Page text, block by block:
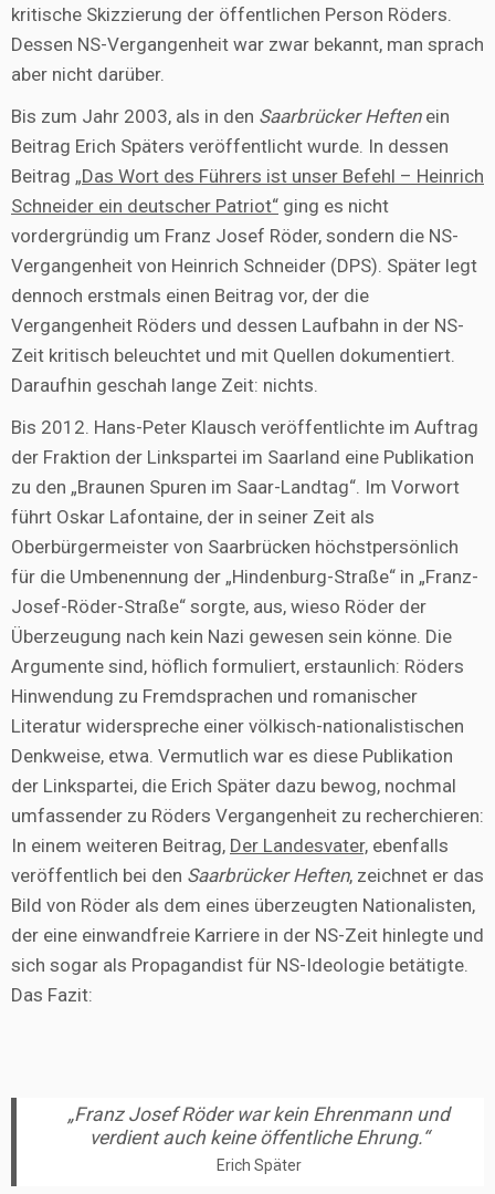
kritische Skizzierung der öffentlichen Person Röders.
Dessen NS-Vergangenheit war zwar bekannt, man sprach
aber nicht darüber.
Bis zum Jahr 2003, als in den Saarbrücker Heftenein
Beitrag Erich Späters veröffentlicht wurde. In dessen
Beitrag „Das Wort des Führers ist unser Befehl – Heinrich
Schneider ein deutscher Patriot“ ging es nicht
vordergründig um Franz Josef Röder, sondern die NS-
Vergangenheit von Heinrich Schneider (DPS). Später legt
dennoch erstmals einen Beitrag vor, der die
Vergangenheit Röders und dessen Laufbahn in der NS-
Zeit kritisch beleuchtet und mit Quellen dokumentiert.
Daraufhin geschah lange Zeit: nichts.
Bis 2012. Hans-Peter Klausch veröffentlichte im Auftrag
der Fraktion der Linkspartei im Saarland eine Publikation
zu den „Braunen Spuren im Saar-Landtag“. Im Vorwort
führt Oskar Lafontaine, der in seiner Zeit als
Oberbürgermeister von Saarbrücken höchstpersönlich
für die Umbenennung der „Hindenburg-Straße“ in „Franz-
Josef-Röder-Straße“ sorgte, aus, wieso Röder der
Überzeugung nach kein Nazi gewesen sein könne. Die
Argumente sind, höflich formuliert, erstaunlich: Röders
Hinwendung zu Fremdsprachen und romanischer
Literatur widerspreche einer völkisch-nationalistischen
Denkweise, etwa. Vermutlich war es diese Publikation
der Linkspartei, die Erich Später dazu bewog, nochmal
umfassender zu Röders Vergangenheit zu recherchieren:
In einem weiteren Beitrag, Der Landesvater, ebenfalls
veröffentlich bei den Saarbrücker Heften, zeichnet er das
Bild von Röder als dem eines überzeugten Nationalisten,
der eine einwandfreie Karriere in der NS-Zeit hinlegte und
sich sogar als Propagandist für NS-Ideologie betätigte.
Das Fazit:
„Franz Josef Röder war kein Ehrenmann und
verdient auch keine öffentliche Ehrung.“
Erich Später